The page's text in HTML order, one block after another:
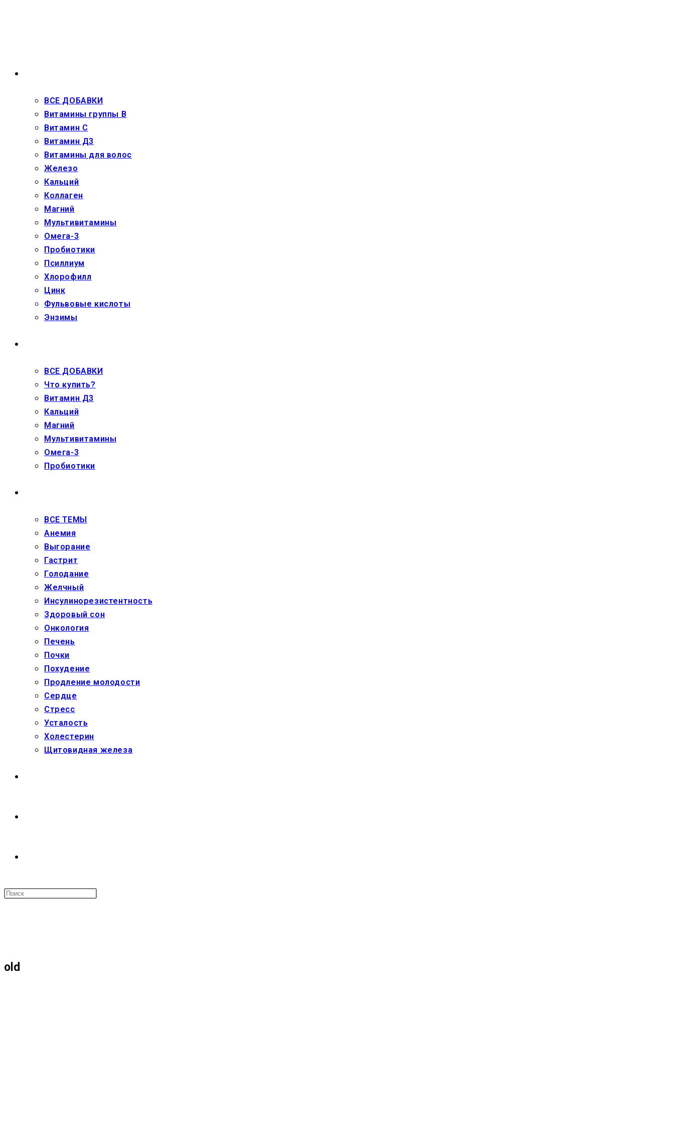
ВСЕ ДОБАВКИ
Витамины группы В
Витамин С
Витамин Д3
Витамины для волос
Железо
Кальций
Коллаген
Магний
Мультивитамины
Омега-3
Пробиотики
Псиллиум
Хлорофилл
Цинк
Фульвовые кислоты
Энзимы
ВСЕ ДОБАВКИ
Что купить?
Витамин Д3
Кальций
Магний
Мультивитамины
Омега-3
Пробиотики
ВСЕ ТЕМЫ
Анемия
Выгорание
Гастрит
Голодание
Желчный
Инсулинорезистентность
Здоровый сон
Онкология
Печень
Почки
Похудение
Продление молодости
Сердце
Стресс
Усталость
Холестерин
Щитовидная железа
ПОИСК
old